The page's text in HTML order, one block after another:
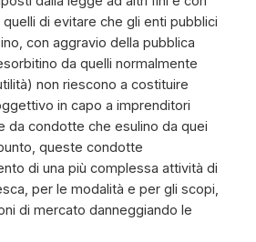
di evitare che gli enti pubblici
con aggravio della pubblica
da quelli normalmente
non riescono a costituire
in capo a imprenditori
da condotte che esulino da quei
queste condotte
di una più complessa attività di
per le modalità e per gli scopi,
di mercato danneggiando le